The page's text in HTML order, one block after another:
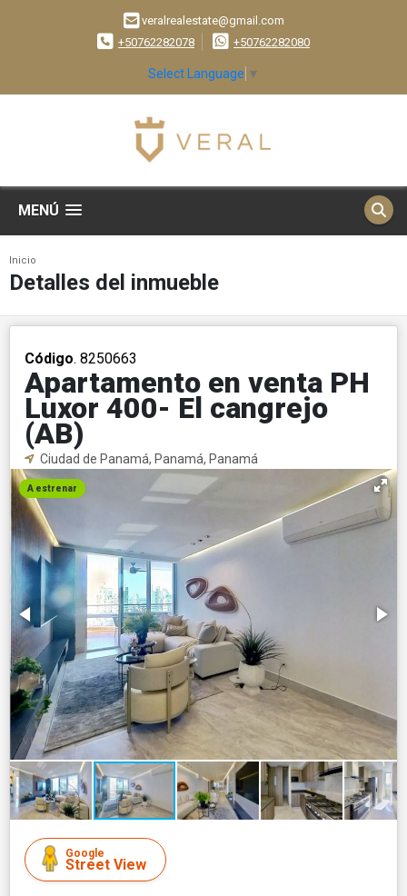
veralrealestate@gmail.com
+50762282078
+50762282080
Select Language ▼
MENÚ
Inicio
Detalles del inmueble
Código. 8250663
Apartamento en venta PH
Luxor 400- El cangrejo
(AB)
Ciudad de Panamá, Panamá, Panamá
A estrenar
Google
Street View